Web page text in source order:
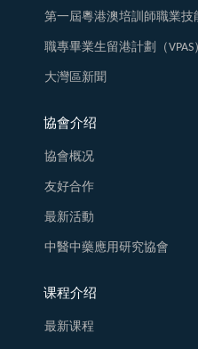
第一屆粵港澳培訓師職業技
職專畢業生留港計劃（VPAS
大灣區新聞
協會介绍
協會概况
友好合作
最新活動
中醫中藥應用研究協會
课程介绍
最新课程